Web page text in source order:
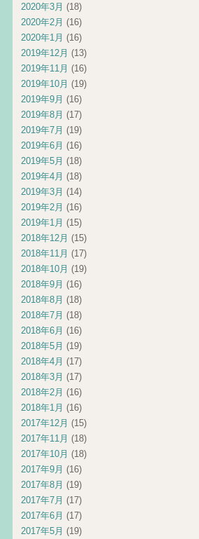
2020年3月 (18)
2020年2月 (16)
2020年1月 (16)
2019年12月 (13)
2019年11月 (16)
2019年10月 (19)
2019年9月 (16)
2019年8月 (17)
2019年7月 (19)
2019年6月 (16)
2019年5月 (18)
2019年4月 (18)
2019年3月 (14)
2019年2月 (16)
2019年1月 (15)
2018年12月 (15)
2018年11月 (17)
2018年10月 (19)
2018年9月 (16)
2018年8月 (18)
2018年7月 (18)
2018年6月 (16)
2018年5月 (19)
2018年4月 (17)
2018年3月 (17)
2018年2月 (16)
2018年1月 (16)
2017年12月 (15)
2017年11月 (18)
2017年10月 (18)
2017年9月 (16)
2017年8月 (19)
2017年7月 (17)
2017年6月 (17)
2017年5月 (19)